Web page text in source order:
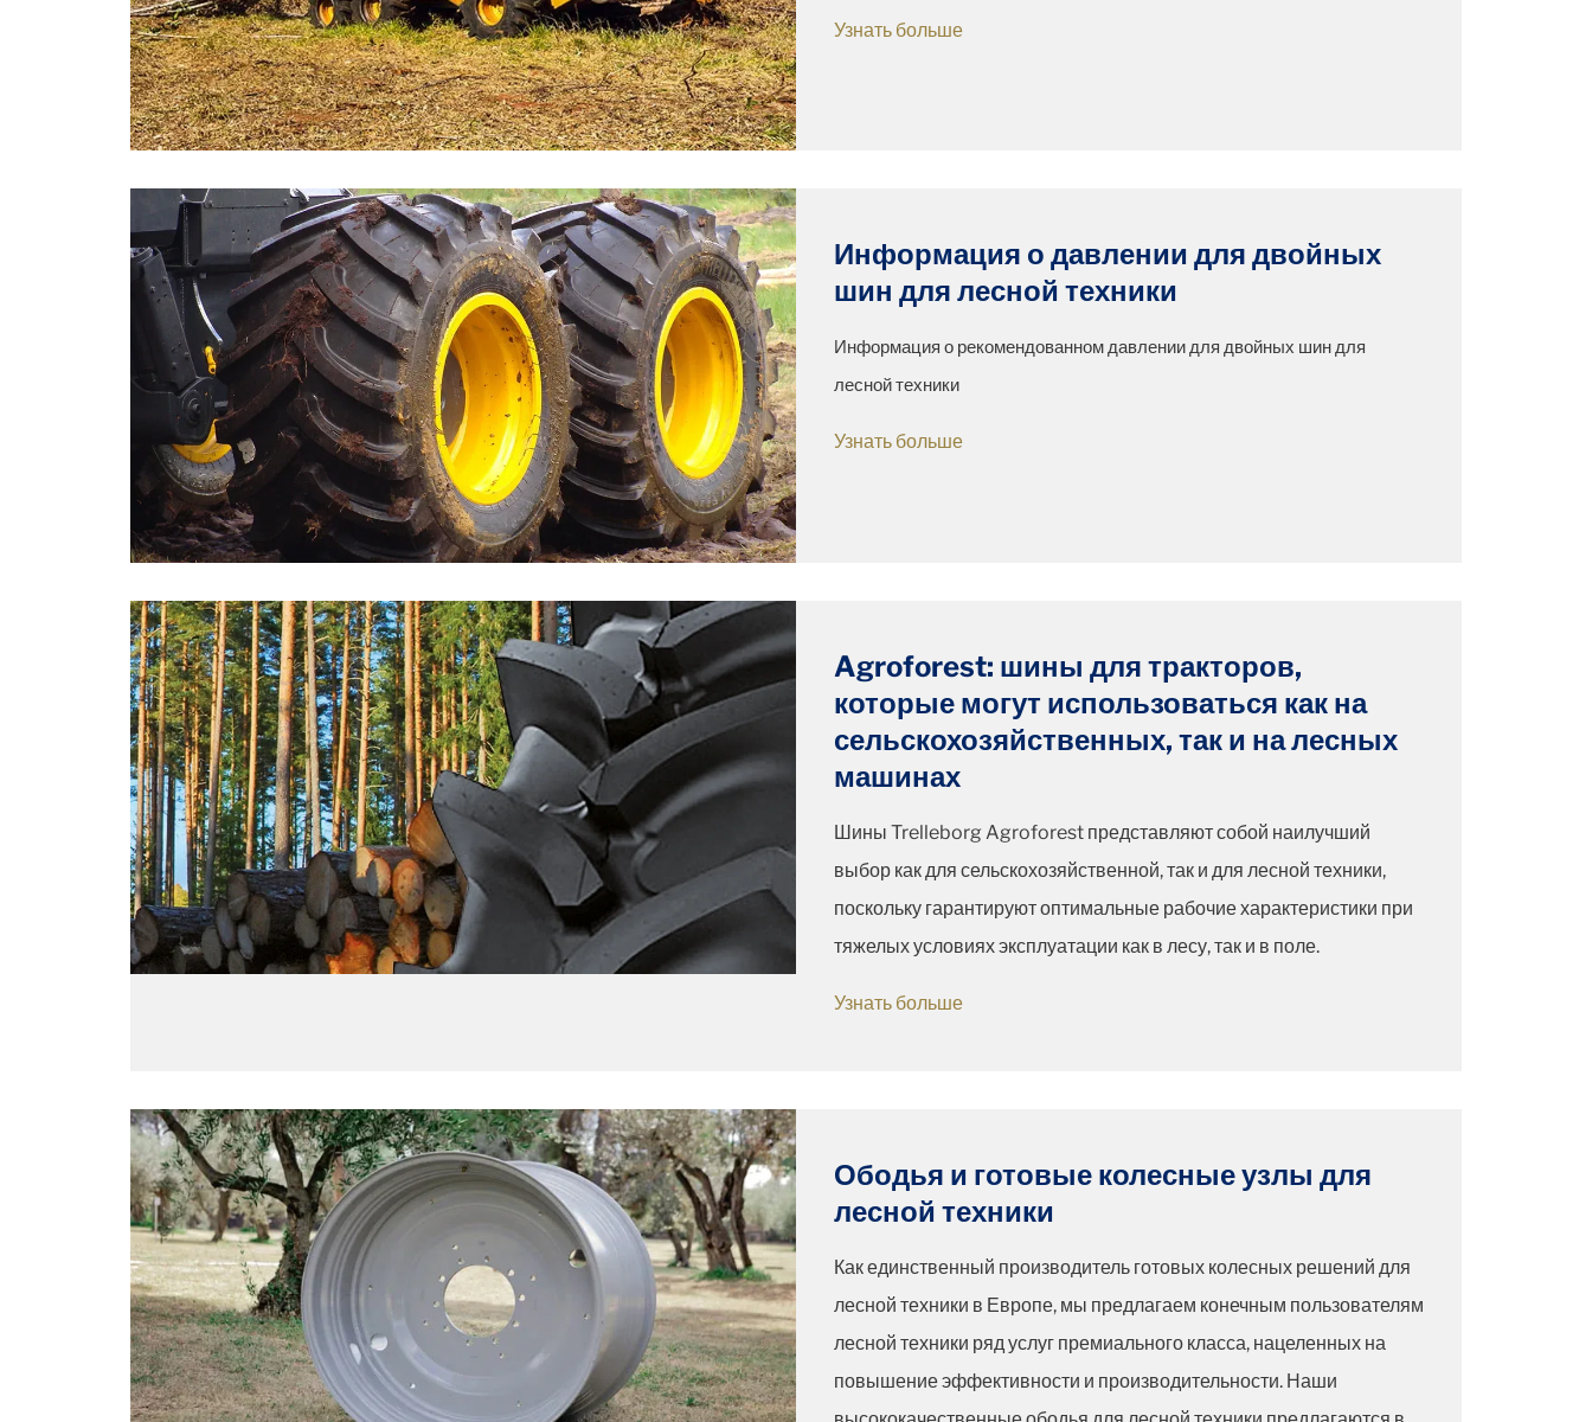
Узнать больше
Информация о давлении для двойных
шин для лесной техники
Информация о рекомендованном давлении для двойных шин для
лесной техники
Узнать больше
Agroforest: шины для тракторов,
которые могут использоваться как на
сельскохозяйственных, так и на лесных
машинах
Шины Trelleborg Agroforest представляют собой наилучший
выбор как для сельскохозяйственной, так и для лесной техники,
поскольку гарантируют оптимальные рабочие характеристики при
тяжелых условиях эксплуатации как в лесу, так и в поле.
Узнать больше
Ободья и готовые колесные узлы для
лесной техники
Как единственный производитель готовых колесных решений для
лесной техники в Европе, мы предлагаем конечным пользователям
лесной техники ряд услуг премиального класса, нацеленных на
повышение эффективности и производительности. Наши